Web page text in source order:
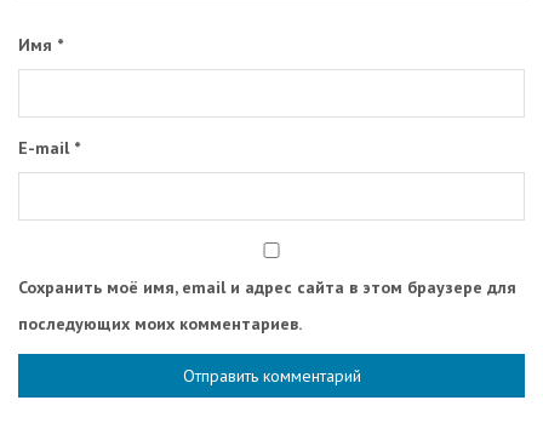
Имя *
E-mail *
Сохранить моё имя, email и адрес сайта в этом браузере для
последующих моих комментариев.